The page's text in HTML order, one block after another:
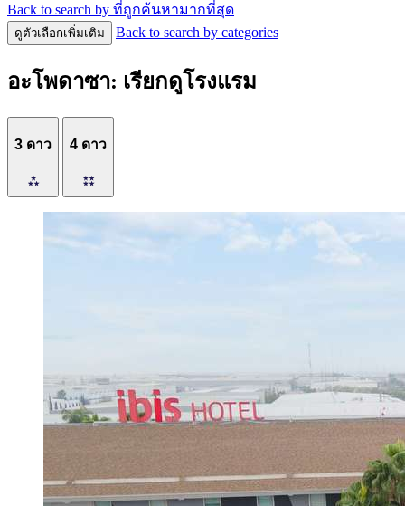
Back to search by ที่ถูกค้นหามากที่สุด
ดูตัวเลือกเพิ่มเติม Back to search by categories
อะโพดาซา: เรียกดูโรงแรม
3 ดาว 4 ดาว